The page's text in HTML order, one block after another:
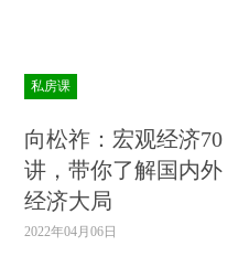
私房课
向松祚：宏观经济70
讲，带你了解国内外
经济大局
2022年04月06日